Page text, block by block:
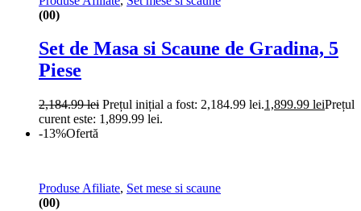
(00)
Set de Masa si Scaune de Gradina, 5
Piese
2,184.99lei Prețul inițial a fost: 2,184.99 lei.1,899.99 leiPrețul
curent este: 1,899.99 lei.
-13%Ofertă
Produse Afiliate, Set mese si scaune
(00)